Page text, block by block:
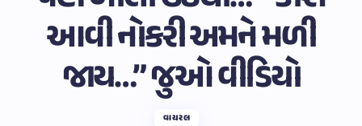
આવી નોકરી અમને મળી
જાય…” જુઓ વીડિયો
વાયરલ